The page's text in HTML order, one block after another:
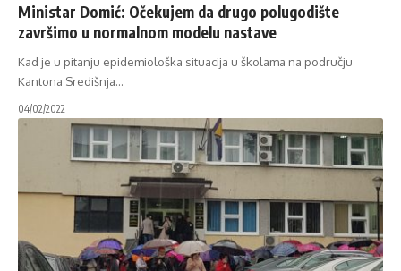
Ministar Domić: Očekujem da drugo polugodište
završimo u normalnom modelu nastave
Kad je u pitanju epidemiološka situacija u školama na području
Kantona Središnja…
04/02/2022